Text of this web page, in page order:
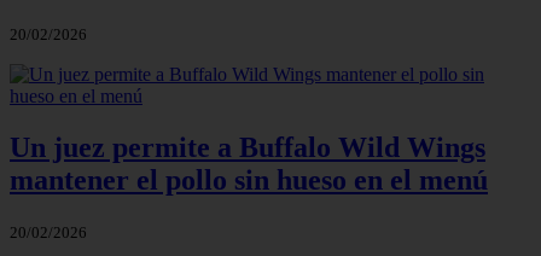
20/02/2026
Un juez permite a Buffalo Wild Wings
mantener el pollo sin hueso en el menú
20/02/2026